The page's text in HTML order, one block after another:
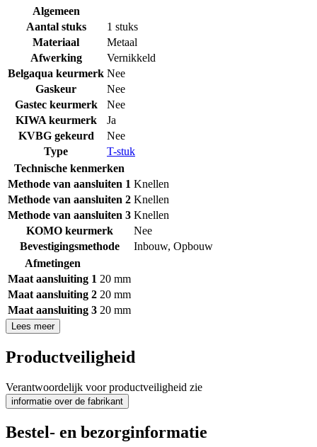
Algemeen
Aantal stuks
1 stuks
Materiaal
Metaal
Afwerking
Vernikkeld
Belgaqua keurmerk Nee
Gaskeur
Nee
Gastec keurmerk
Nee
KIWA keurmerk
Ja
KVBG gekeurd
Nee
Type
T-stuk
Technische kenmerken
Methode van aansluiten 1 Knellen
Methode van aansluiten 2 Knellen
Methode van aansluiten 3 Knellen
KOMO keurmerk
Nee
Bevestigingsmethode
Inbouw, Opbouw
Afmetingen
Maat aansluiting 1 20 mm
Maat aansluiting 2 20 mm
Maat aansluiting 3 20 mm
Lees meer
Productveiligheid
Verantwoordelijk voor productveiligheid zie
informatie over de fabrikant
Bestel- en bezorginformatie